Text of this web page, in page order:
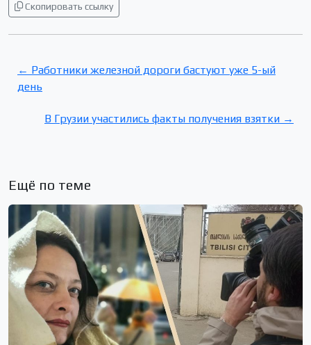
Скопировать ссылку
← Работники железной дороги бастуют уже 5-ый
день
В Грузии участились факты получения взятки →
Ещё по теме